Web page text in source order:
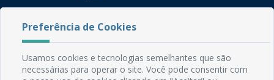
CEP: 58.280-000 - Mamanguape/PB
Fone: (83) 3292-2246
Email: comunicacao@mamanguape.pb.gov.br
Expediente: Segunda à Sexta, das 08h às 13h
Preferência de Cookies
Usamos cookies e tecnologias semelhantes que são
necessárias para operar o site. Você pode consentir com